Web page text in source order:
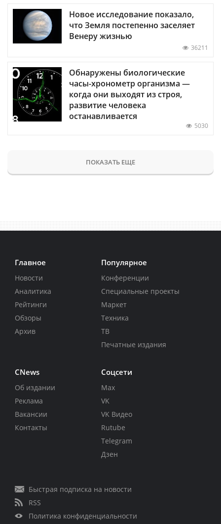
Новое исследование показало,
что Земля постепенно заселяет
Венеру жизнью
36211
Обнаружены биологические
часы-хронометр организма —
когда они выходят из строя,
развитие человека
останавливается
5030
ПОКАЗАТЬ ЕЩЕ
Главное
Новости
Аналитика
Рейтинги
Обзоры
Архив
Популярное
Конференции
Специальные проекты
Маркет
Техника
ТВ
Печатные издания
CNews
Об издании
Реклама
Вакансии
Контакты
Соцсети
Max
VK
VK Видео
Rutube
Telegram
Дзен
Быстрая подписка на новости
RSS
Политика конфиденциальности